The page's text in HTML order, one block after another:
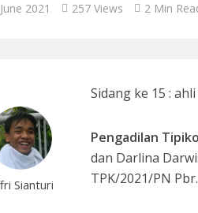
2021 257 Views 2 Min
Sianturi
Sidang ke 15 :
Pengadilan
dan Darlina
TPK/2021/PN